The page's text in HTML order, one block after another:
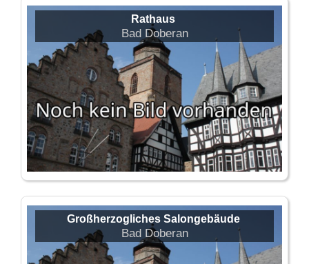
Rathaus
Bad Doberan
Großherzogliches Salongebäude
Bad Doberan